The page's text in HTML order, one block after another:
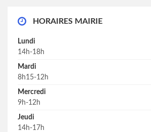
HORAIRES MAIRIE
Lundi
14h-18h
Mardi
8h15-12h
Mercredi
9h-12h
Jeudi
14h-17h